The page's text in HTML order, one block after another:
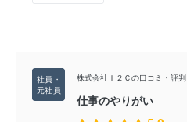
株式会社Ｉ２Ｃの口コミ・評判
仕事のやりがい